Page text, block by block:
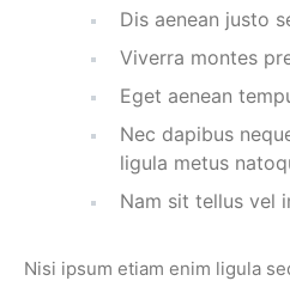
Dis aenean justo
Viverra montes
Eget aenean
Nec dapibus
ligula metus
Nam sit tellus vel
Nisi ipsum etiam enim ligula